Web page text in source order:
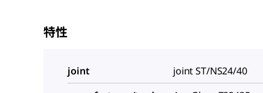
特性
joint
joint ST/NS24/40